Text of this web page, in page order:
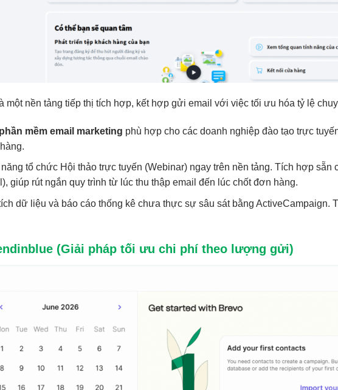
một nền tảng tiếp thị tích hợp, kết hợp gửi email với việc tối ưu hóa tỷ lệ
phần mềm email marketing phù hợp cho các doanh nghiệp đào tạo trực
tổ chức Hội thảo trực tuyến (Webinar) ngay trên nền tảng. Tích hợp
giúp rút ngắn quy trình từ lúc thu thập email đến lúc chốt đơn hàng.
dữ liệu và báo cáo thống kê chưa thực sự sâu sát bằng ActiveCampaign.
(Giải pháp tối ưu chi phí theo lượng gửi)